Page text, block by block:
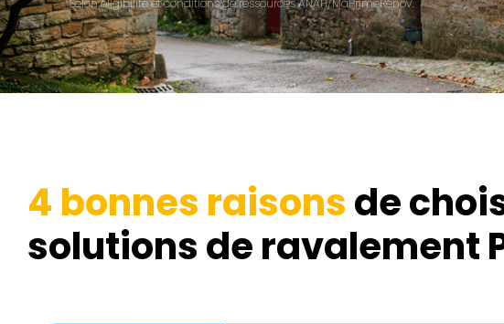
*Selon éligibilité et conditions de ressources ANAH/MaPrimeRénov'.
4 bonnes raisonsde
solutions de ravalement